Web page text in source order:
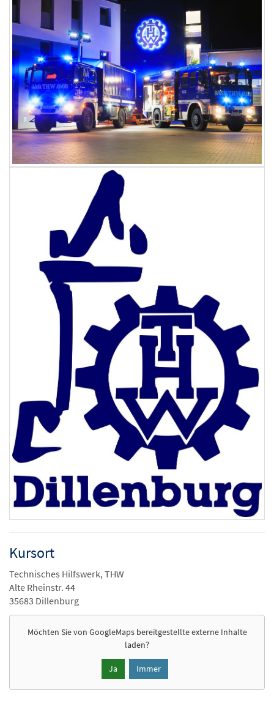
Kursort
Technisches Hilfswerk, THW
Alte Rheinstr. 44
35683 Dillenburg
Möchten Sie von GoogleMapsbereitgestellte externe Inhalte
laden?
Ja Immer